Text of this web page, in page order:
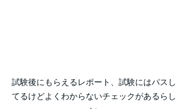
試験後にもらえるレポート、試験にはパスし
てるけどよくわからないチェックがあるらし